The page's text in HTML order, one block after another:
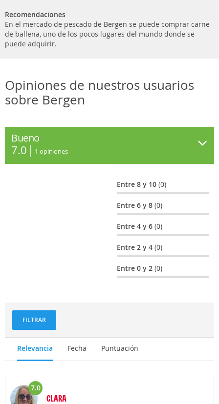
Recomendaciones
En el mercado de pescado de Bergen se puede comprar carne
de ballena, uno de los pocos lugares del mundo donde se
puede adquirir.
Opiniones de nuestros usuarios
sobre Bergen
Bueno
7.0 1 opiniones
Entre 8 y 10(0)
Entre 6 y 8(0)
Entre 4 y 6(0)
Entre 2 y 4(0)
Entre 0 y 2(0)
FILTRAR
Relevancia Fecha Puntuación
7.0
CLARA